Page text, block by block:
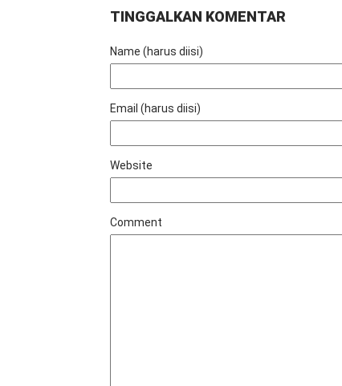
TINGGALKAN KOMENTAR
Name (harus diisi)
Email (harus diisi)
Website
Comment